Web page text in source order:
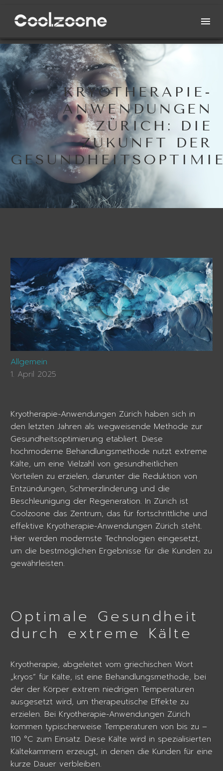
KRYOTHERAPIE-
ANWENDUNGEN
ZÜRICH: DIE
ZUKUNFT DER
Allgemein
1. April 2025
Kryotherapie-Anwendungen Zürich haben sich in
den letzten Jahren als wegweisende Methode zur
Gesundheitsoptimierung etabliert. Diese
hochmoderne Behandlungsmethode nutzt extreme
Kälte, um eine Vielzahl von gesundheitlichen
Vorteilen zu erzielen, darunter die Reduktion von
Entzündungen, Schmerzlinderung und die
Beschleunigung der Regeneration. In Zürich ist
Coolzoone das Zentrum, das für fortschrittliche und
effektive Kryotherapie-Anwendungen Zürich steht.
Hier werden modernste Technologien eingesetzt,
um die bestmöglichen Ergebnisse für die Kunden zu
gewährleisten.
Optimale Gesundheit
durch extreme Kälte
Kryotherapie, abgeleitet vom griechischen Wort
„kryos“ für Kälte, ist eine Behandlungsmethode, bei
der der Körper extrem niedrigen Temperaturen
ausgesetzt wird, um therapeutische Effekte zu
erzielen. Bei Kryotherapie-Anwendungen Zürich
kommen typischerweise Temperaturen von bis zu –
110 °C zum Einsatz. Diese Kälte wird in spezialisierten
Kältekammern erzeugt, in denen die Kunden für eine
kurze Dauer verbleiben.